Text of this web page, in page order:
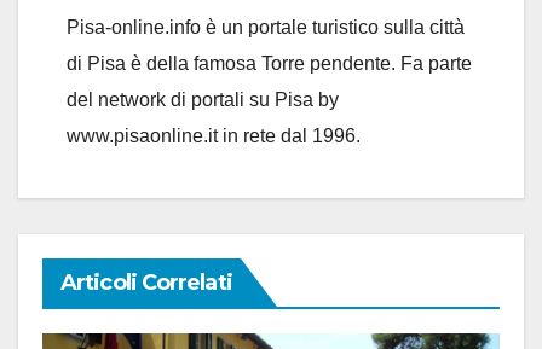
Pisa-online.info è un portale turistico sulla città
di Pisa è della famosa Torre pendente. Fa parte
del network di portali su Pisa by
www.pisaonline.it in rete dal 1996.
Articoli Correlati